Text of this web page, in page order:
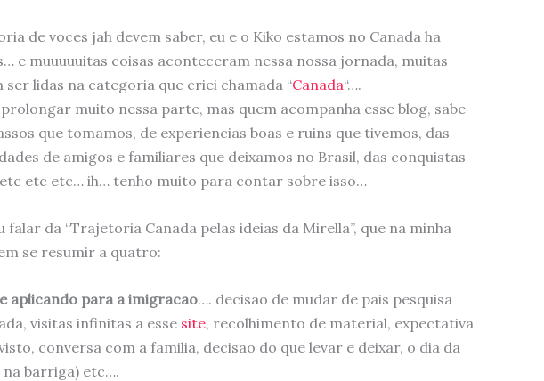
de voces jah devem saber, eu e o Kiko estamos no Canada ha
e muuuuuitas coisas aconteceram nessa nossa jornada, muitas
ser lidas na categoria que criei chamada “Canada“….
muito nessa parte, mas quem acompanha esse blog, sabe
que tomamos, de experiencias boas e ruins que tivemos, das
de amigos e familiares que deixamos no Brasil, das conquistas
etc etc… ih… tenho muito para contar sobre isso…
falar da “Trajetoria Canada pelas ideias da Mirella”, que na minha
se resumir a quatro:
aplicando para a imigracao…. decisao de mudar de pais pesquisa
visitas infinitas a esse site, recolhimento de material, expectativa
conversa com a familia, decisao do que levar e deixar, o dia da
barriga) etc….